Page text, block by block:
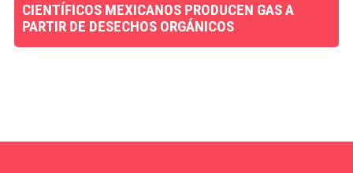
CIENTÍFICOS MEXICANOS PRODUCEN GAS A
PARTIR DE DESECHOS ORGÁNICOS